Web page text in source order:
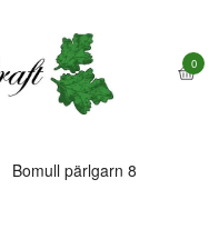
0
Bomull pärlgarn 8